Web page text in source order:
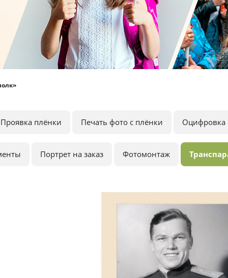
Проявка плёнки Печать фото с плёнки Оцифровка
Портрет на заказ Фотомонтаж